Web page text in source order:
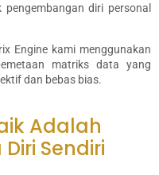
diri personal
Engine kami menggunakan
matriks data yang
dan bebas bias.
Adalah
Sendiri